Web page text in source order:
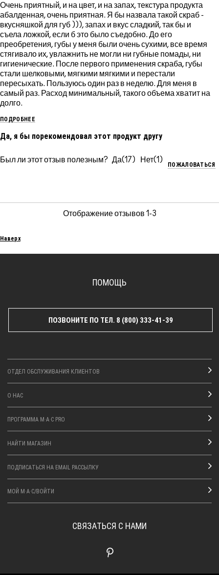
Очень приятный, и на цвет, и на запах, текстура продукта
абалденная, очень приятная. Я бы назвала такой скраб -
вкусняшкой для губ ))), запах и вкус сладкий, так бы и
съела ложкой, если б это было съедобно. До его
преобретения, губы у меня были очень сухими, все время
стягивало их, увлажнить не могли ни губные помады, ни
гигиенические. После первого применения скраба, губы
стали шелковыми, мягкими мягкими и перестали
пересыхать. Пользуюсь один раз в неделю. Для меня в
самый раз. Расход минимальный, такого объема хватит на
долго.
ПОДРОБНЕЕ
Да, я бы порекомендовал этот продукт другу
Был ли этот отзыв полезным? 17 1
ПОЖАЛОВАТЬСЯ
Отображение отзывов 1-3
Наверх
ПОМОЩЬ
ПОЗВОНИТЕ ПО ТЕЛ. 8 (800) 333-41-39
ОТДЕЛ ОБСЛУЖИВАНИЯ КЛИЕНТОВ
О НАС
ПРОГРАММА M·A·C PRO
НАЙТИ МАГАЗИН
ПОДПИСАТЬСЯ НА EMAIL РАССЫЛКУ
МОЙ M·A·C/ВОЙТИ
СВЯЗАТЬСЯ С НАМИ